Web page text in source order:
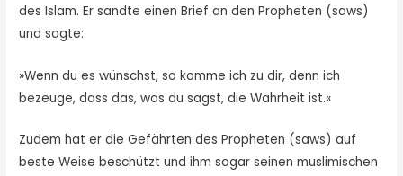
des Islam. Er sandte einen Brief an den Propheten (saws)
und sagte:
»Wenn du es wünschst, so komme ich zu dir, denn ich
bezeuge, dass das, was du sagst, die Wahrheit ist.«
Zudem hat er die Gefährten des Propheten (saws) auf
beste Weise beschützt und ihm sogar seinen muslimischen